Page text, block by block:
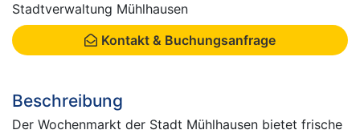
Stadtverwaltung Mühlhausen
Kontakt & Buchungsanfrage
Beschreibung
Der Wochenmarkt der Stadt Mühlhausen bietet frische